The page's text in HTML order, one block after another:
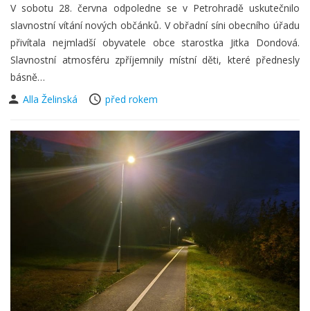
V sobotu 28. června odpoledne se v Petrohradě uskutečnilo
slavnostní vítání nových občánků. V obřadní síni obecního úřadu
přivítala nejmladší obyvatele obce starostka Jitka Dondová.
Slavnostní atmosféru zpříjemnily místní děti, které přednesly
básně…
Alla Želinská
před rokem